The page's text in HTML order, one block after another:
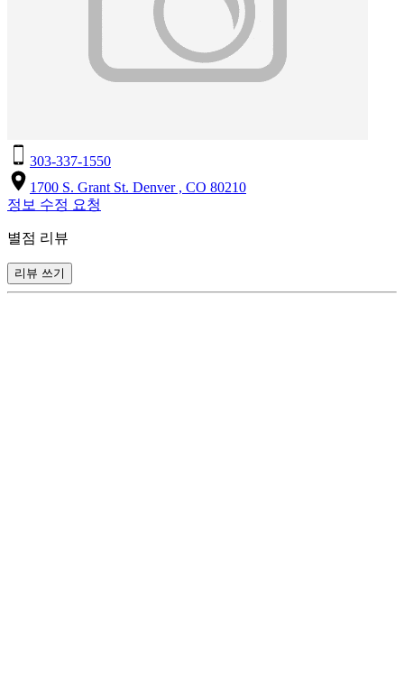
303-337-1550
1700 S. Grant St. Denver , CO 80210
정보 수정 요청
별점 리뷰
리뷰 쓰기